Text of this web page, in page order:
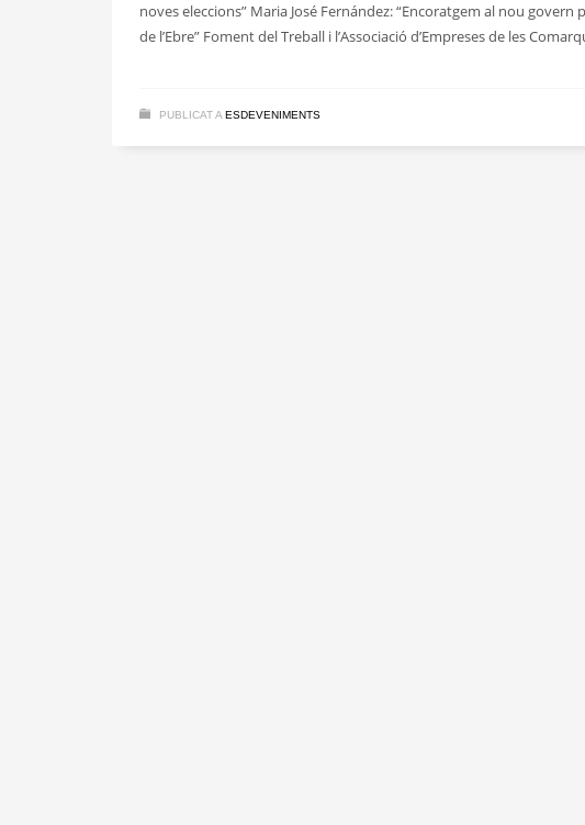
noves eleccions” Maria José Fernández: “Encoratgem al nou
de l’Ebre” Foment del Treball i l’Associació d’Empreses de les
PUBLICAT A ESDEVENIMENTS